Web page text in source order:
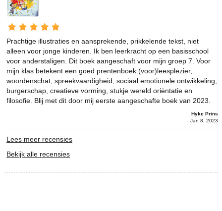
Prachtige illustraties en aansprekende, prikkelende tekst, niet
alleen voor jonge kinderen. Ik ben leerkracht op een basisschool
voor anderstaligen. Dit boek aangeschaft voor mijn groep 7. Voor
mijn klas betekent een goed prentenboek:(voor)leesplezier,
woordenschat, spreekvaardigheid, sociaal emotionele ontwikkeling,
burgerschap, creatieve vorming, stukje wereld oriëntatie en
filosofie. Blij met dit door mij eerste aangeschafte boek van 2023.
Hyke Prins
Jan 8, 2023
Lees meer recensies
Bekijk alle recensies